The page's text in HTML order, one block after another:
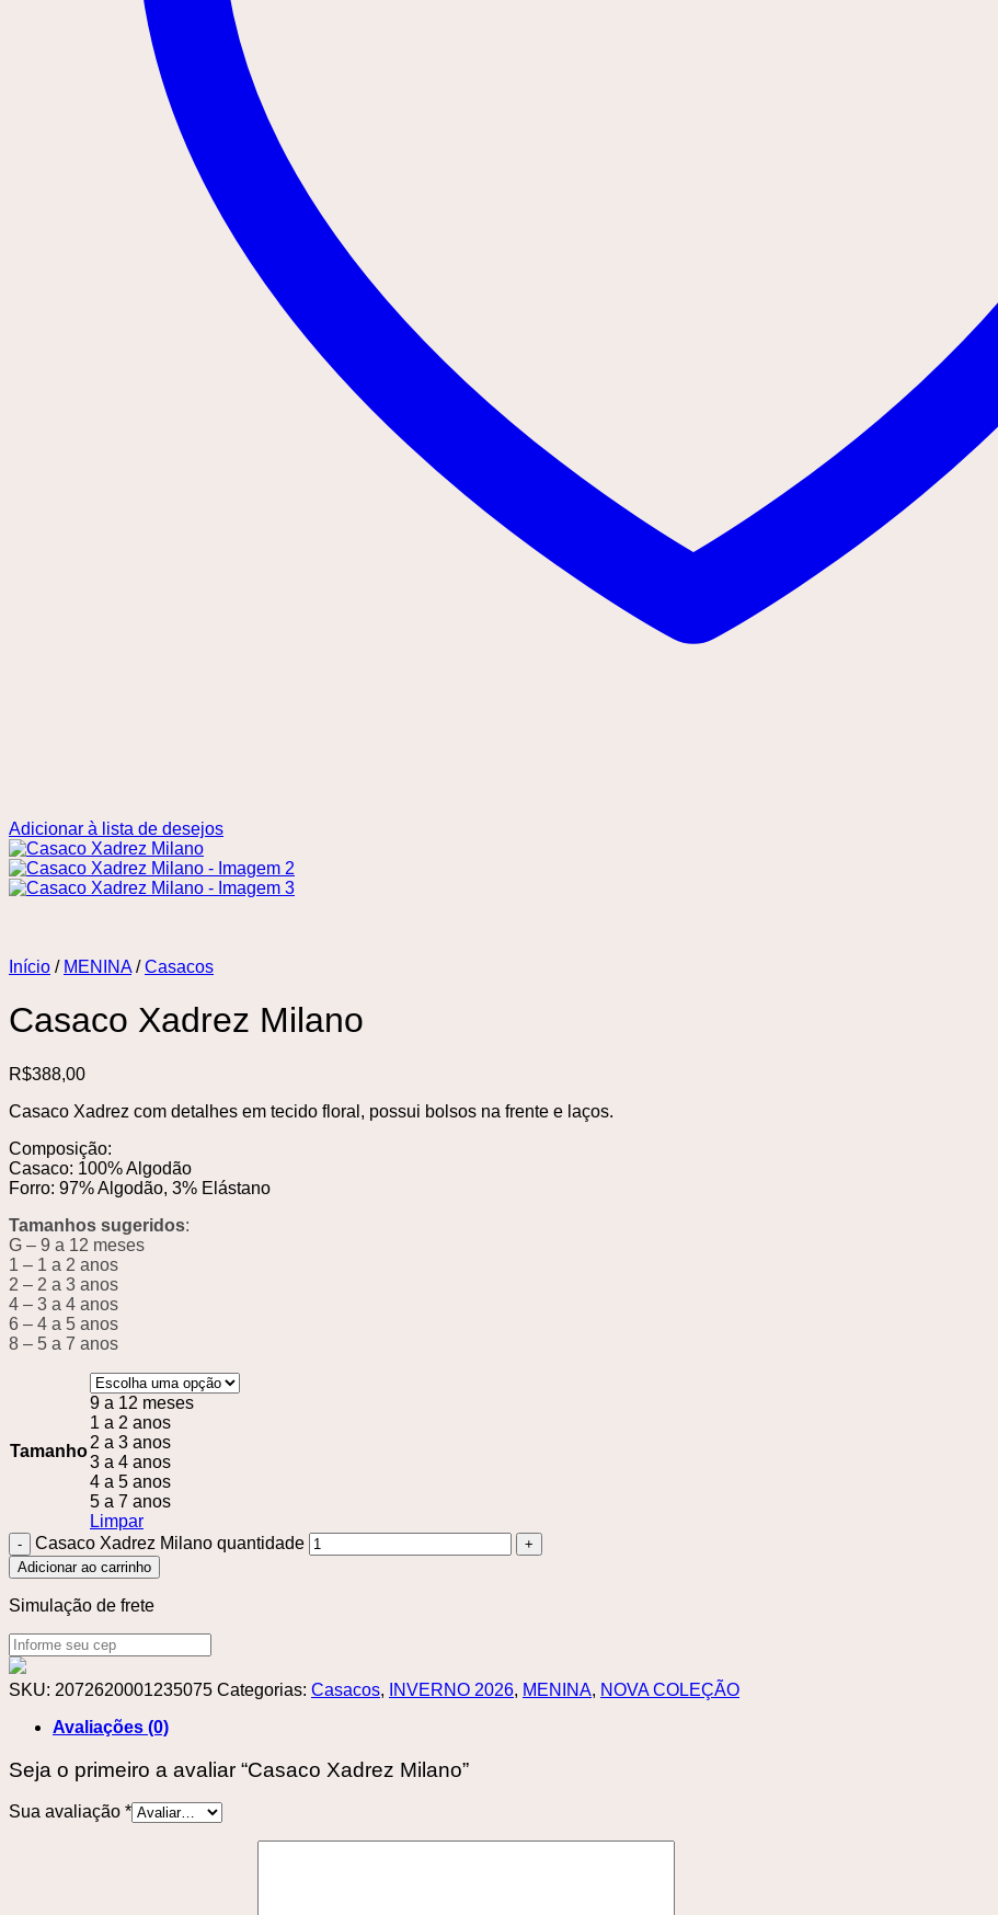
Adicionar à lista de desejos
Início / MENINA / Casacos
Casaco Xadrez Milano
R$388,00
Casaco Xadrez com detalhes em tecido floral, possui bolsos na frente e laços.
Composição:
Casaco: 100% Algodão
Forro: 97% Algodão, 3% Elástano
Tamanhos sugeridos:
G – 9 a 12 meses
1 – 1 a 2 anos
2 – 2 a 3 anos
4 – 3 a 4 anos
6 – 4 a 5 anos
8 – 5 a 7 anos
Tamanho
9 a 12 meses
1 a 2 anos
2 a 3 anos
3 a 4 anos
4 a 5 anos
5 a 7 anos
Limpar
Casaco Xadrez Milano quantidade
Adicionar ao carrinho
Simulação de frete
SKU: 2072620001235075 Categorias: Casacos, INVERNO 2026, MENINA, NOVA COLEÇÃO
Avaliações (0)
Seja o primeiro a avaliar “Casaco Xadrez Milano”
Sua avaliação *